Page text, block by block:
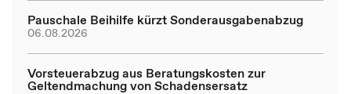
Pauschale Beihilfe kürzt Sonderausgabenabzug
06.08.2026
Vorsteuerabzug aus Beratungskosten zur
Geltendmachung von Schadensersatz